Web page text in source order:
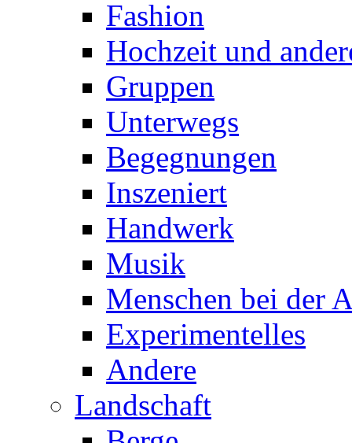
Fashion
Hochzeit und
Gruppen
Unterwegs
Begegnungen
Inszeniert
Handwerk
Musik
Menschen bei der
Experimentelles
Andere
Landschaft